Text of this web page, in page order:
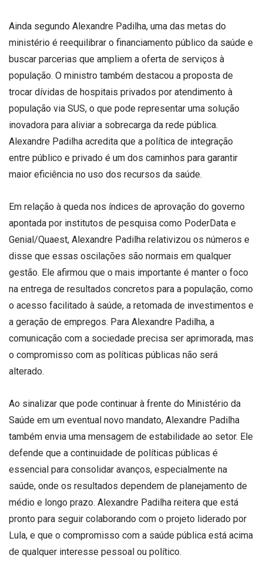
ligada
à
vontade
de
Lula,
e
todo
o
planejamento
de
gestão
estruturado
para
acompanhar
o
atual
governo
até
o
último
dia
mandato.
Alexandre
Padilha
aproveitou
para
reforçar
que
acredita
na
reeleição
do
Ainda segundo Alexandre Padilha, uma das metas do
ministério é reequilibrar o financiamento público da saúde e
buscar parcerias que ampliem a oferta de serviços à
população. O ministro também destacou a proposta de
trocar dívidas de hospitais privados por atendimento à
população via SUS, o que pode representar uma solução
inovadora para aliviar a sobrecarga da rede pública.
Alexandre Padilha acredita que a política de integração
entre público e privado é um dos caminhos para garantir
maior eficiência no uso dos recursos da saúde.
Em relação à queda nos índices de aprovação do governo
apontada por institutos de pesquisa como PoderData e
Genial/Quaest, Alexandre Padilha relativizou os números e
disse que essas oscilações são normais em qualquer
gestão. Ele afirmou que o mais importante é manter o foco
na entrega de resultados concretos para a população, como
o acesso facilitado à saúde, a retomada de investimentos e
a geração de empregos. Para Alexandre Padilha, a
comunicação com a sociedade precisa ser aprimorada, mas
o compromisso com as políticas públicas não será
alterado.
Ao sinalizar que pode continuar à frente do Ministério da
Saúde em um eventual novo mandato, Alexandre Padilha
também envia uma mensagem de estabilidade ao setor. Ele
defende que a continuidade de políticas públicas é
essencial para consolidar avanços, especialmente na
saúde, onde os resultados dependem de planejamento de
médio e longo prazo. Alexandre Padilha reitera que está
pronto para seguir colaborando com o projeto liderado por
Lula, e que o compromisso com a saúde pública está acima
de qualquer interesse pessoal ou político.